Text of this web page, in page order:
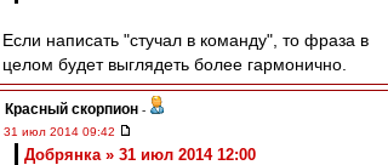
Если написать "стучал в команду", то фраза в
целом будет выглядеть более гармонично.
Красный скорпион -
31 июл 2014 09:42
Добрянка » 31 июл 2014 12:00